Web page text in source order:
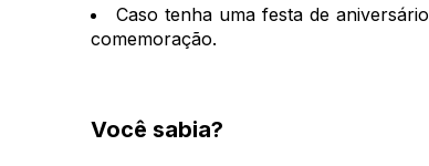
Caso tenha uma festa de
comemoração.
Você sabia?